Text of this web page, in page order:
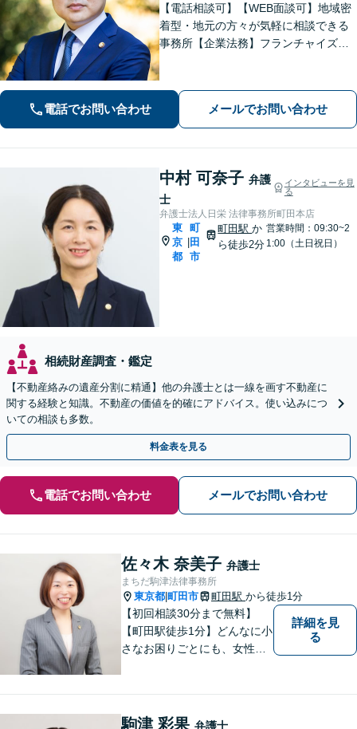
【電話相談可】【WEB面談可】地域密
着型・地元の方々が気軽に相談できる
事務所【企業法務】フランチャイズ・
室】【町田駅4分】
電話でお問い合わせ メールでお問い合わせ
中村 可奈子 弁護
士
インタビューを見
る
弁護士法人日栄 法律事務所町田本店
東
京
都
町
田
市
町田駅か
ら徒歩2分
営業時間：09:30~2
1:00（土日祝日）
相続財産調査・鑑定
【不動産絡みの遺産分割に精通】他の弁護士とは一線を画す不動産に
関する経験と知識。不動産の価値を的確にアドバイス。使い込みにつ
いての相談も多数。
料金表を見る
電話でお問い合わせ メールでお問い合わせ
佐々木 奈美子 弁護士
まちだ駒津法律事務所
東京都 町田市 町田駅 から徒歩1分
【初回相談30分まで無料】
【町田駅徒歩1分】どんなに小
さなお困りごとにも、女性弁
詳細を見
る
駒津 彩果 弁護士